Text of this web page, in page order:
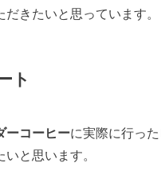
きたいと思っています。
ト
ーコーヒーに実際に行った
と思います。